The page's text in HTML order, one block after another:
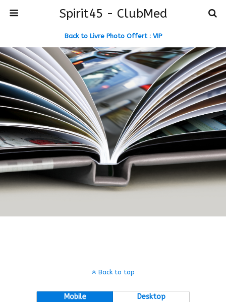
Spirit45 - ClubMed
Back to Livre Photo Offert : VIP
Back to top
Mobile Desktop